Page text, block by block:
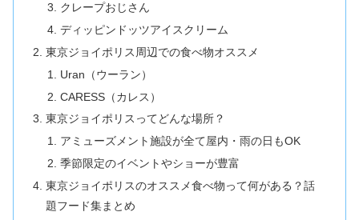
クレープおじさん
ディッピンドッツアイスクリーム
東京ジョイポリス周辺での食べ物オススメ
Uran（ウーラン）
CARESS（カレス）
東京ジョイポリスってどんな場所？
アミューズメント施設が全て屋内・雨の日もOK
季節限定のイベントやショーが豊富
東京ジョイポリスのオススメ食べ物って何がある？話
題フード集まとめ